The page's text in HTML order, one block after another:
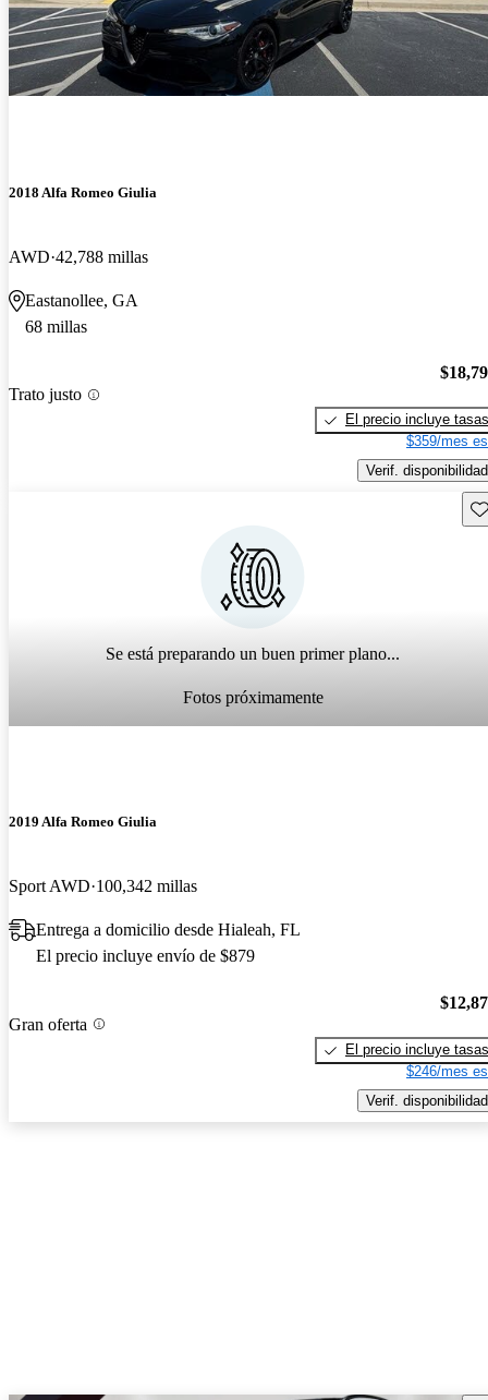
2018 Alfa Romeo Giulia
AWD 42,788 millas
Eastanollee, GA
68 millas
Trato justo
El precio incluye tasas
$359/mes
Verif. disponibilidad
Se está preparando un buen primer plano...
Fotos próximamente
2019 Alfa Romeo Giulia
Sport AWD 100,342 millas
Entrega a domicilio desde Hialeah, FL
El precio incluye envío de $879
Gran oferta
El precio incluye tasas
$246/mes
Verif. disponibilidad